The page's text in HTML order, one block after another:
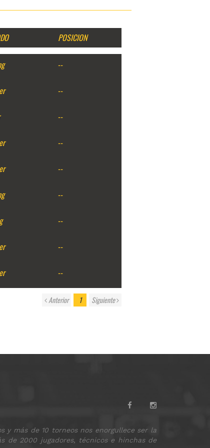
POSICION
--
--
--
--
--
--
--
--
--
Anterior 1 Siguiente
y más de 10 torneos nos enorgullece ser la
de 2000 jugadores, técnicos e hinchas de